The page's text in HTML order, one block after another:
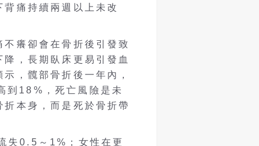
痛持續兩週以上未改
癢卻會在骨折後引發致
，長期臥床更易引發血
，髖部骨折後一年內，
到18%，死亡風險是未
本身，而是死於骨折帶
失0.5～1%；女性在更